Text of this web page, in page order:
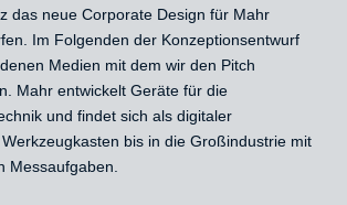
das neue Corporate Design für Mahr
Im Folgenden der Konzeptionsentwurf
Medien mit dem wir den Pitch
Mahr entwickelt Geräte für die
und findet sich als digitaler
bis in die Großindustrie mit
Messaufgaben.